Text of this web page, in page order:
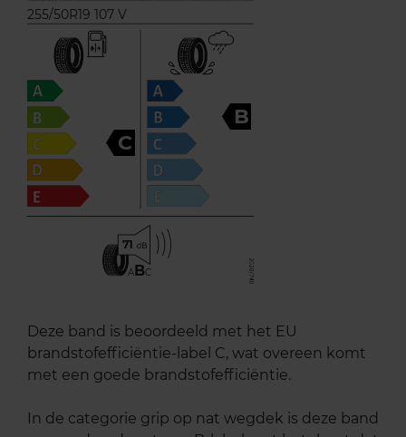
255/50R19 107 V
C
B
71
ABC
Deze band is beoordeeld met het EU
brandstofefficiëntie-label C, wat overeen komt
met een goede brandstofefficiëntie.
In de categorie grip op nat wegdek is deze band